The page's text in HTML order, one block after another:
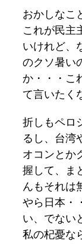
おかしなこ
これが民主
いけれど、
のクソ暑い
か・・・こ
て言いたく
折しもペロ
るし、台湾
オコンとか
握して、ま
んもそれは
やら日本・
い、でない
私の杞憂な